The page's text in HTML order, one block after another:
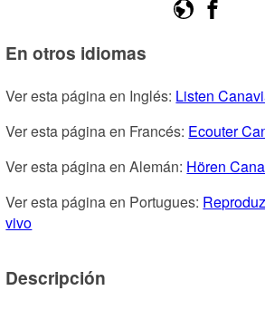
En otros idiomas
Ver esta página en Inglés: Listen
Ver esta página en Francés: Ecouter
Ver esta página en Alemán: Hören
Ver esta página en Portugues:
vivo
Descripción